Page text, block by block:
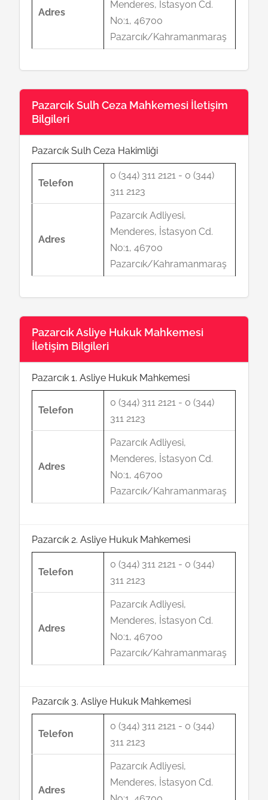
Adres
Menderes, İstasyon Cd.
No:1, 46700
Pazarcık/Kahramanmaraş
Pazarcık Sulh Ceza Mahkemesi İletişim
Bilgileri
Pazarcık Sulh Ceza Hakimliği
Telefon
0 (344) 311 2121 - 0 (344)
311 2123
Adres
Pazarcık Adliyesi,
Menderes, İstasyon Cd.
No:1, 46700
Pazarcık/Kahramanmaraş
Pazarcık Asliye Hukuk Mahkemesi
İletişim Bilgileri
Pazarcık 1. Asliye Hukuk Mahkemesi
Telefon
0 (344) 311 2121 - 0 (344)
311 2123
Adres
Pazarcık Adliyesi,
Menderes, İstasyon Cd.
No:1, 46700
Pazarcık/Kahramanmaraş
Pazarcık 2. Asliye Hukuk Mahkemesi
Telefon
0 (344) 311 2121 - 0 (344)
311 2123
Adres
Pazarcık Adliyesi,
Menderes, İstasyon Cd.
No:1, 46700
Pazarcık/Kahramanmaraş
Pazarcık 3. Asliye Hukuk Mahkemesi
Telefon
0 (344) 311 2121 - 0 (344)
311 2123
Adres
Pazarcık Adliyesi,
Menderes, İstasyon Cd.